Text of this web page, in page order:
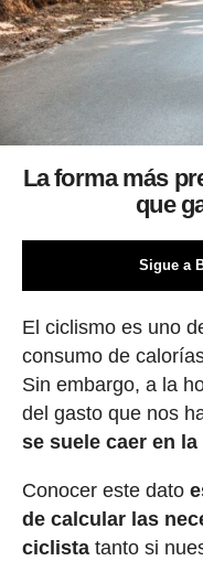
La forma más
que
Sigue a
El ciclismo es uno
consumo de
Sin embargo, a la
del gasto que nos
se suele caer en
Conocer este dato
de calcular las
ciclistatanto si